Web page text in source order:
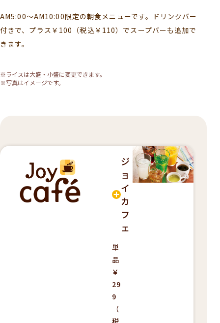
AM5:00〜AM10:00限定の朝食メニューです。ドリンクバー
付きで、プラス￥100（税込￥110）でスープバーも追加で
きます。
※ライスは大盛・小盛に変更できます。
※写真はイメージです。
ジ
ョ
イ
カ
フ
ェ
単
品
￥
29
9
（
税